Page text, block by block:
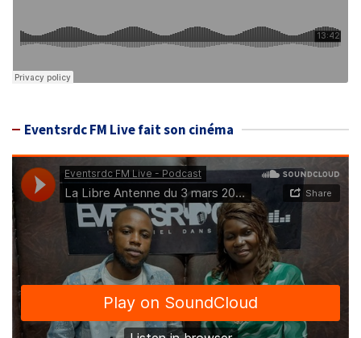
Eventsrdc FM Live fait son cinéma